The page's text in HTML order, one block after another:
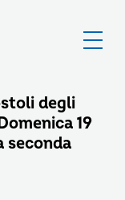
degli
19
seconda